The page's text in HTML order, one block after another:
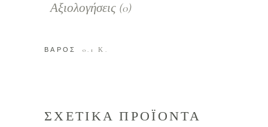
Αξιολογήσεις (0)
ΒΑΡΟΣ 0.1 Κ.
ΣΧΕΤΙΚΑ ΠΡΟΪΟΝΤΑ